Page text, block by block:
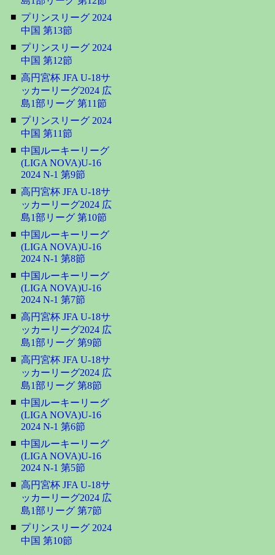
■ プリンスリーグ 2024
中国 第13節
■ プリンスリーグ 2024
中国 第12節
■ 高円宮杯 JFA U-18サ
ッカーリーグ2024 広
島1部リーグ 第11節
■ プリンスリーグ 2024
中国 第11節
■ 中国ルーキーリーグ
(LIGA NOVA)U-16
2024 N-1 第9節
■ 高円宮杯 JFA U-18サ
ッカーリーグ2024 広
島1部リーグ 第10節
■ 中国ルーキーリーグ
(LIGA NOVA)U-16
2024 N-1 第8節
■ 中国ルーキーリーグ
(LIGA NOVA)U-16
2024 N-1 第7節
■ 高円宮杯 JFA U-18サ
ッカーリーグ2024 広
島1部リーグ 第9節
■ 高円宮杯 JFA U-18サ
ッカーリーグ2024 広
島1部リーグ 第8節
■ 中国ルーキーリーグ
(LIGA NOVA)U-16
2024 N-1 第6節
■ 中国ルーキーリーグ
(LIGA NOVA)U-16
2024 N-1 第5節
■ 高円宮杯 JFA U-18サ
ッカーリーグ2024 広
島1部リーグ 第7節
■ プリンスリーグ 2024
中国 第10節